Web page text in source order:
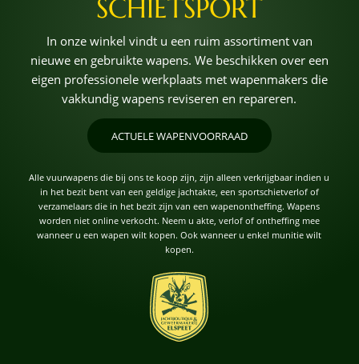
SCHIETSPORT
In onze winkel vindt u een ruim assortiment van
nieuwe en gebruikte wapens. We beschikken over een
eigen professionele werkplaats met wapenmakers die
vakkundig wapens reviseren en repareren.
ACTUELE WAPENVOORRAAD
Alle vuurwapens die bij ons te koop zijn, zijn alleen verkrijgbaar indien u
in het bezit bent van een geldige jachtakte, een sportschietverlof of
verzamelaars die in het bezit zijn van een wapenontheffing. Wapens
worden niet online verkocht. Neem u akte, verlof of ontheffing mee
wanneer u een wapen wilt kopen. Ook wanneer u enkel munitie wilt
kopen.